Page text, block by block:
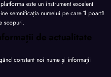
este un instrument excelent
semnificația numelui pe care îl poartă
scopuri.
de actualitate
constant noi nume și informații